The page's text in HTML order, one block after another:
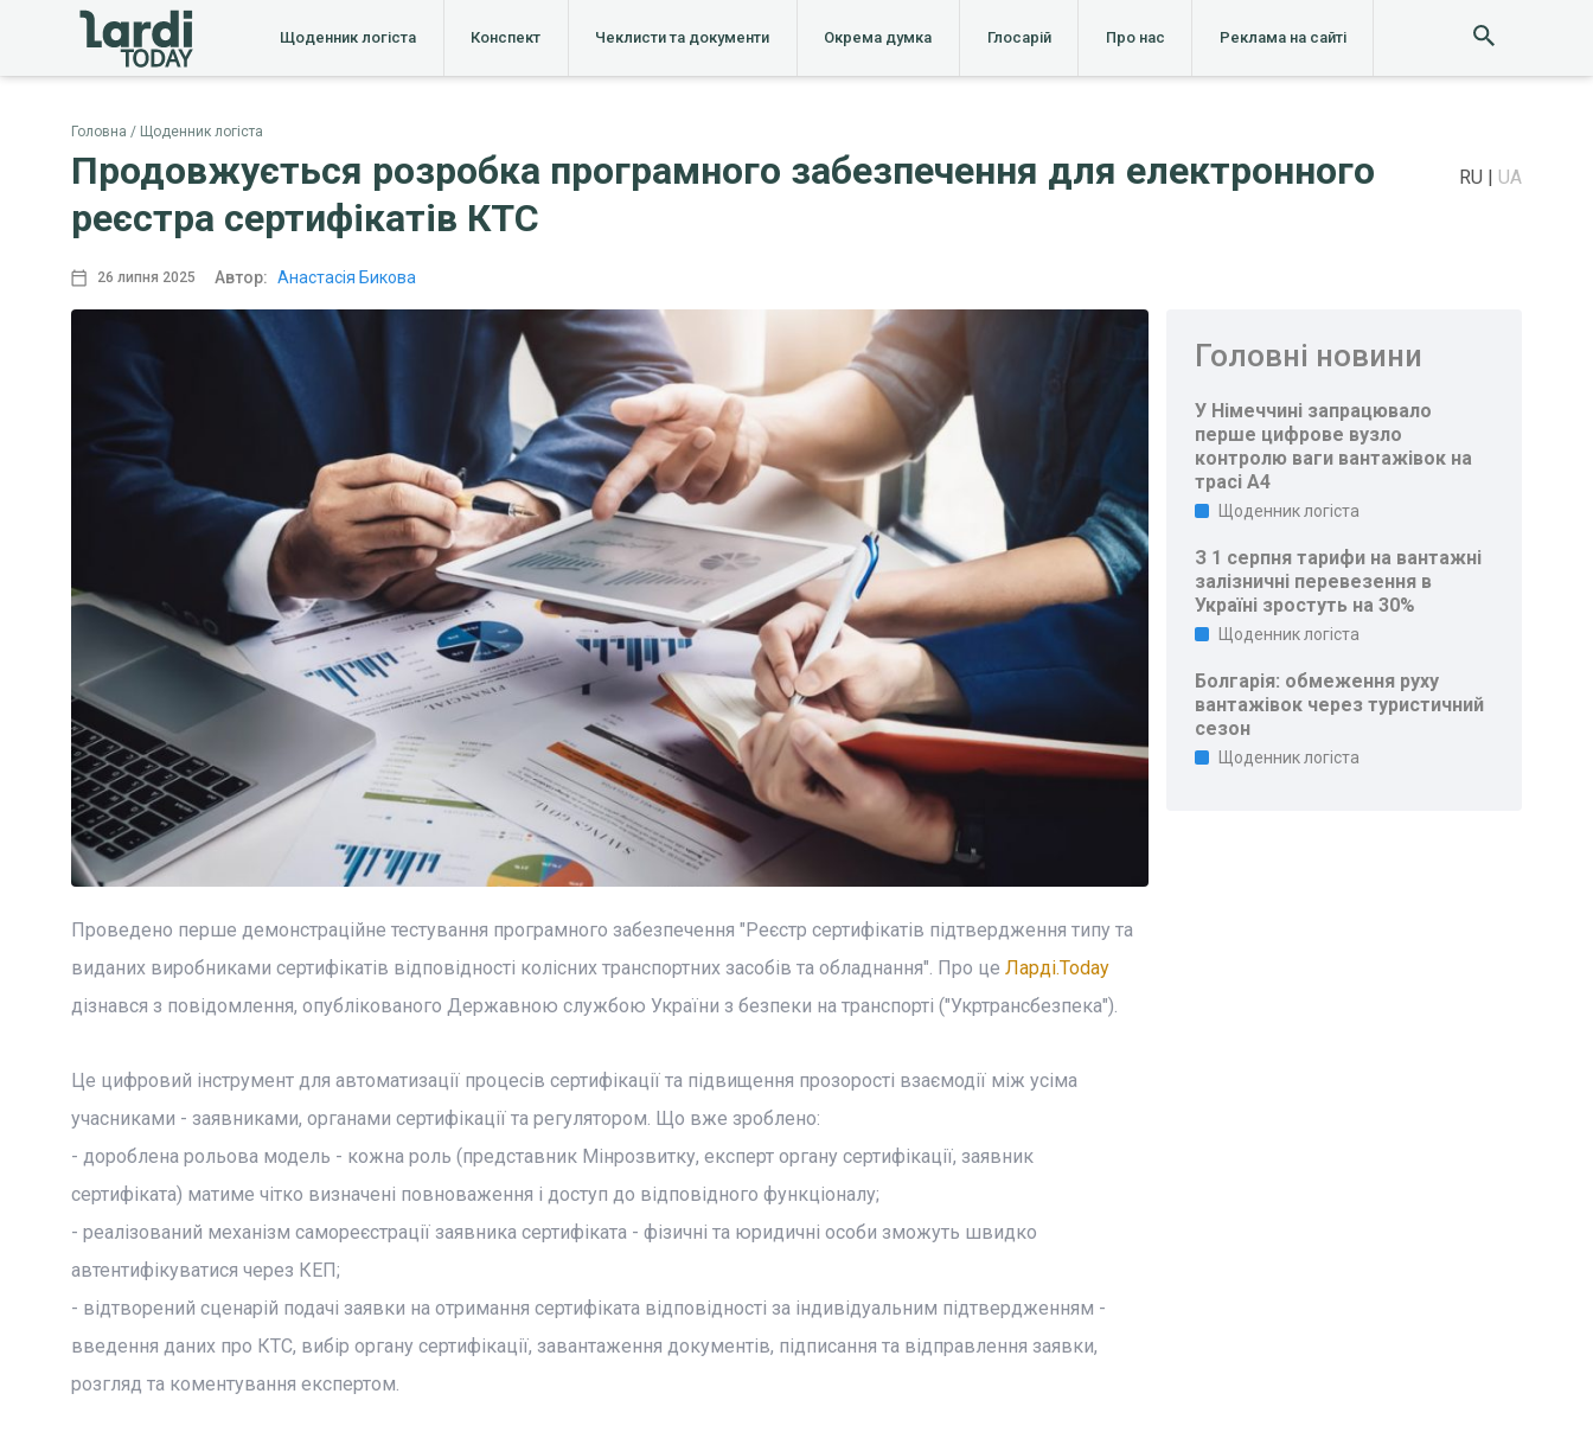
Щоденник логіста Конспект Чеклисти та документи Окрема думка Глосарій Про нас Реклама на сайті
Головна Щоденник логіста
Продовжується розробка програмного забезпечення для електронного
реєстра сертифікатів КТС
RU UA
26 липня 2025 Автор: Анастасія Бикова
Проведено перше демонстраційне тестування програмного забезпечення "Реєстр сертифікатів підтвердження типу та
виданих виробниками сертифікатів відповідності колісних транспортних засобів та обладнання". Про це Ларді.Today
дізнався з повідомлення, опублікованого Державною службою України з безпеки на транспорті ("Укртрансбезпека").
Це цифровий інструмент для автоматизації процесів сертифікації та підвищення прозорості взаємодії між усіма
учасниками - заявниками, органами сертифікації та регулятором. Що вже зроблено:
- дороблена рольова модель - кожна роль (представник Мінрозвитку, експерт органу сертифікації, заявник
сертифіката) матиме чітко визначені повноваження і доступ до відповідного функціоналу;
- реалізований механізм самореєстрації заявника сертифіката - фізичні та юридичні особи зможуть швидко
автентифікуватися через КЕП;
- відтворений сценарій подачі заявки на отримання сертифіката відповідності за індивідуальним підтвердженням -
введення даних про КТС, вибір органу сертифікації, завантаження документів, підписання та відправлення заявки,
розгляд та коментування експертом.
Головні новини
У Німеччині запрацювало
перше цифрове вузло
контролю ваги вантажівок на
трасі A4
Щоденник логіста
З 1 серпня тарифи на вантажні
залізничні перевезення в
Україні зростуть на 30%
Щоденник логіста
Болгарія: обмеження руху
вантажівок через туристичний
сезон
Щоденник логіста